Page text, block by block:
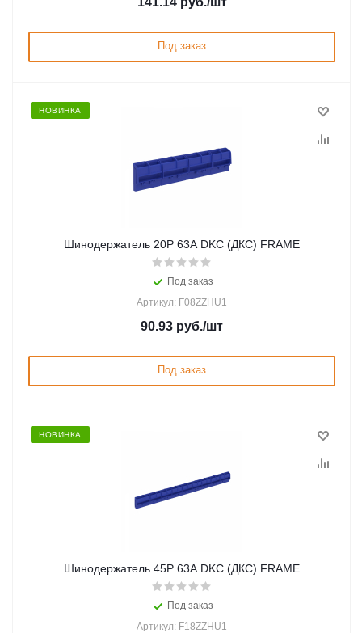
Под заказ
НОВИНКА
Шинодержатель 20P 63А DKC (ДКС) FRAME
Под заказ
Артикул: F08ZZHU1
90.93 руб./шт
Под заказ
НОВИНКА
Шинодержатель 45P 63А DKC (ДКС) FRAME
Под заказ
Артикул: F18ZZHU1